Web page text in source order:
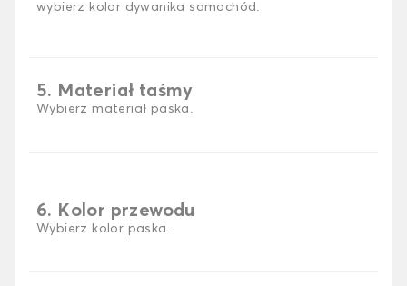
wybierz kolor dywanika samochód.
5. Materiał taśmy
Wybierz materiał paska.
6. Kolor przewodu
Wybierz kolor paska.